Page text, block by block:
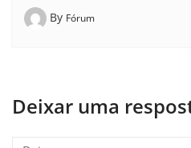
By Fórum
Deixar uma